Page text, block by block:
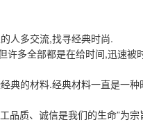
人多交流,找寻经典时尚.
多全部都是在给时间,迅速
的材料.经典材料一直是一
质、诚信是我们的生命”为宗